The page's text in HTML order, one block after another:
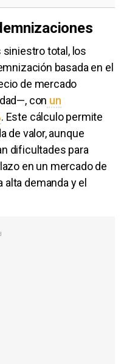
siniestro total, los
basada en el
de mercado
con un
. Este cálculo permite
de valor, aunque
dificultades para
en un mercado de
alta demanda y el